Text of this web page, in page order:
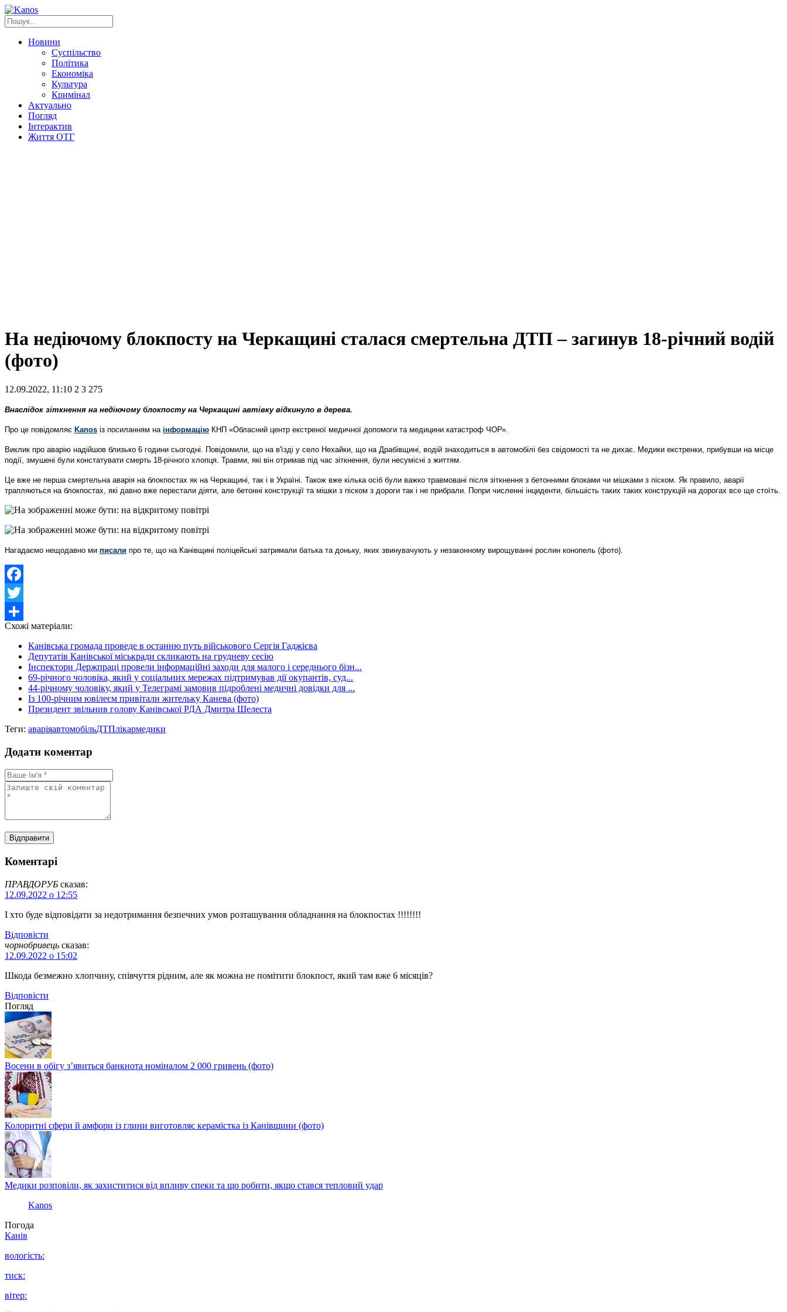
Новини
Суспільство
Політика
Економіка
Культура
Кримінал
Актуально
Погляд
Інтерактив
Життя ОТГ
На недіючому блокпосту на Черкащині сталася смертельна ДТП – загинув 18-річний водій
(фото)
12.09.2022, 11:10 2 3 275
Внаслідок зіткнення на недіючому блокпосту на Черкащині автівку відкинуло в дерева.
Про це повідомляє Kanos із посиланням на інформацію КНП «Обласний центр екстреної медичної допомоги та медицини катастроф ЧОР».
Виклик про аварію надійшов близько 6 години сьогодні. Повідомили, що на в'їзді у село Нехайки, що на Драбівщині, водій знаходиться в автомобілі без свідомості та не дихає. Медики екстренки, прибувши на місце
події, змушені були констатувати смерть 18-річного хлопця. Травми, які він отримав під час зіткнення, були несумісні з життям.
Це вже не перша смертельна аварія на блокпостах як на Черкащині, так і в Україні. Також вже кілька осіб були важко травмовані після зіткнення з бетонними блоками чи мішками з піском. Як правило, аварії
трапляються на блокпостах, які давно вже перестали діяти, але бетонні конструкції та мішки з піском з дороги так і не прибрали. Попри численні інциденти, більшість таких таких конструкцій на дорогах все ще стоїть.
Нагадаємо нещодавно ми писали про те, що на Канівщині поліцейські затримали батька та доньку, яких звинувачують у незаконному вирощуванні рослин конопель (фото).
Facebook
Twitter
Share
Схожі матеріали:
Канівська громада проведе в останню путь військового Сергія Гаджієва
Депутатів Канівської міськради скликають на грудневу сесію
Інспектори Держпраці провели інформаційні заходи для малого і середнього бізн...
69-річного чоловіка, який у соціальних мережах підтримував дії окупантів, суд...
44-річному чоловіку, який у Телеграмі замовив підроблені медичні довідки для ...
Із 100-річним ювілеєм привітали жительку Канева (фото)
Президент звільнив голову Канівської РДА Дмитра Шелеста
Теги: аваріяавтомобільДТПлікармедики
Додати коментар
Коментарі
ПРАВДОРУБ сказав:
12.09.2022 о 12:55
І хто буде відповідати за недотримання безпечних умов розташування обладнання на блокпостах !!!!!!!!
Відповіcти
чорнобривець сказав:
12.09.2022 о 15:02
Шкода безмежно хлопчину, співчуття рідним, але як можна не помітити блокпост, який там вже 6 місяців?
Відповіcти
Погляд
Восени в обігу з’явиться банкнота номіналом 2 000 гривень (фото)
Колоритні сфери й амфори із глини виготовляє керамістка із Канівщини (фото)
Медики розповіли, як захиститися від впливу спеки та що робити, якщо стався тепловий удар
Kanos
Погода
Канів
вологість:
тиск:
вітер: